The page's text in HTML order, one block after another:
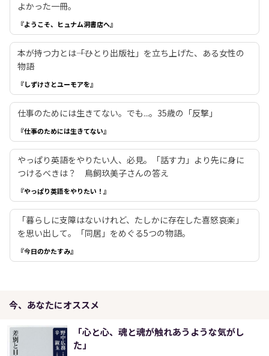
よかった一冊。
『ようこそ、ヒュナム洞書店へ』
本が持つ力とは――「ひとり出版社」を立ち上げた、ある女性の
物語
『しずけさとユーモアを』
仕事のためには生きてない。でも...。35歳の「反撃」
『仕事のためには生きてない』
やっぱり英語をやりたい人、必見。「話す力」より先に身に
つけるべきは？ 鳥飼玖美子さんの答え
『やっぱり英語をやりたい！』
「暮らしに支障はないけれど、たしかに存在した喜怒哀楽」
を思い出して。「同居」をめぐる5つの物語。
『今日のかたすみ』
今、あなたにオススメ
「心と心、魂と魂が触れあうような気がし
た」